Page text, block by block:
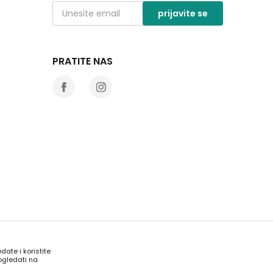
prijavite se
PRATITE NAS
i koristite
na